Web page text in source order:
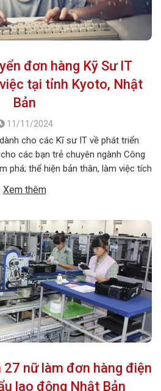
đơn hàng Kỹ Sư IT
tại tỉnh Kyoto, Nhật
Bản
11/11/2024
cho các Kĩ sư IT về phát triển
các bạn trẻ chuyên ngành Công
phá; thể hiện bản thân, làm việc tích
Phát triển phần […]
Xem thêm
nữ làm đơn hàng điện
lao động Nhật Bản